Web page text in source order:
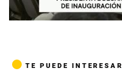
00:00/04:12
TE PUEDE INTERESAR